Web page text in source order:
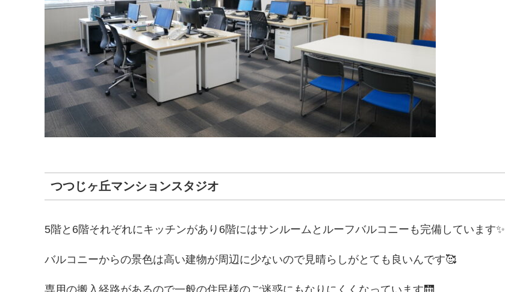
つつじヶ丘マンションスタジオ
5階と6階それぞれにキッチンがあり6階にはサンルームとルーフバルコニーも完備しています✨
バルコニーからの景色は高い建物が周辺に少ないので見晴らしがとても良いんです🥰